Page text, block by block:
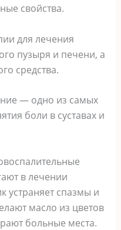
свойства.
для лечения
пузыря и печени, а
средства.
— одно из самых
боли в суставах и
в лечении
устраняет спазмы и
масло из цветов
больные места.